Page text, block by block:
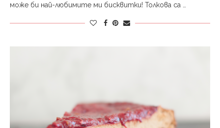
може би най-любимите ми бисквитки! Толкова са …